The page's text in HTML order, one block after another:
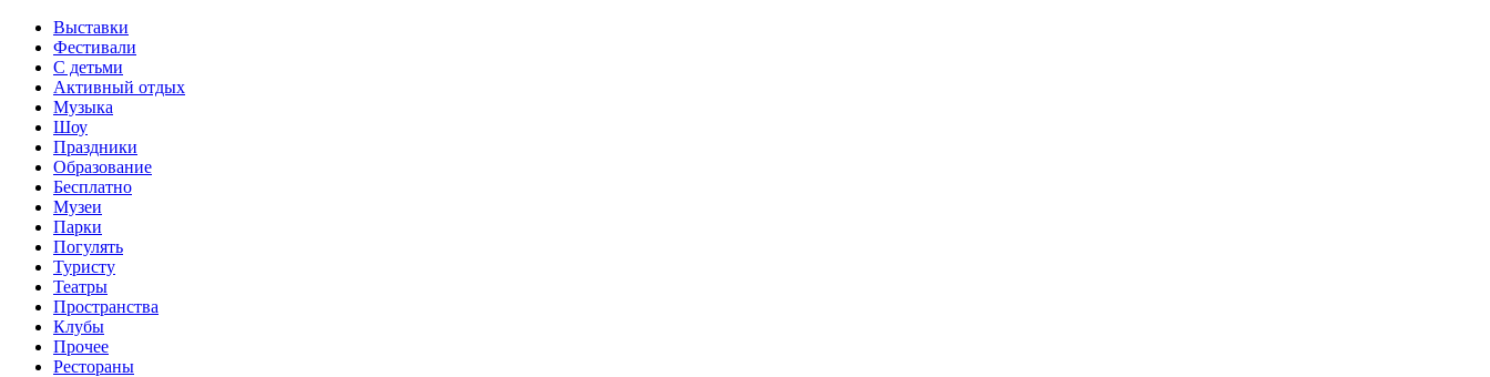
Выставки
Фестивали
С детьми
Активный отдых
Музыка
Шоу
Праздники
Образование
Бесплатно
Музеи
Парки
Погулять
Туристу
Театры
Пространства
Клубы
Прочее
Рестораны